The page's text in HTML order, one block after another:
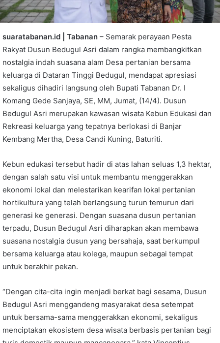
suaratabanan.id | Tabanan – Semarak perayaan Pesta
Rakyat Dusun Bedugul Asri dalam rangka membangkitkan
nostalgia indah suasana alam Desa pertanian bersama
keluarga di Dataran Tinggi Bedugul, mendapat apresiasi
sekaligus dihadiri langsung oleh Bupati Tabanan Dr. I
Komang Gede Sanjaya, SE, MM, Jumat, (14/4). Dusun
Bedugul Asri merupakan kawasan wisata Kebun Edukasi dan
Rekreasi keluarga yang tepatnya berlokasi di Banjar
Kembang Mertha, Desa Candi Kuning, Baturiti.
Kebun edukasi tersebut hadir di atas lahan seluas 1,3 hektar,
dengan salah satu visi untuk membantu menggerakkan
ekonomi lokal dan melestarikan kearifan lokal pertanian
hortikultura yang telah berlangsung turun temurun dari
generasi ke generasi. Dengan suasana dusun pertanian
terpadu, Dusun Bedugul Asri diharapkan akan membawa
suasana nostalgia dusun yang bersahaja, saat berkumpul
bersama keluarga atau kolega, maupun sebagai tempat
untuk berakhir pekan.
“Dengan cita-cita ingin menjadi berkat bagi sesama, Dusun
Bedugul Asri menggandeng masyarakat desa setempat
untuk bersama-sama menggerakkan ekonomi, sekaligus
menciptakan ekosistem desa wisata berbasis pertanian bagi